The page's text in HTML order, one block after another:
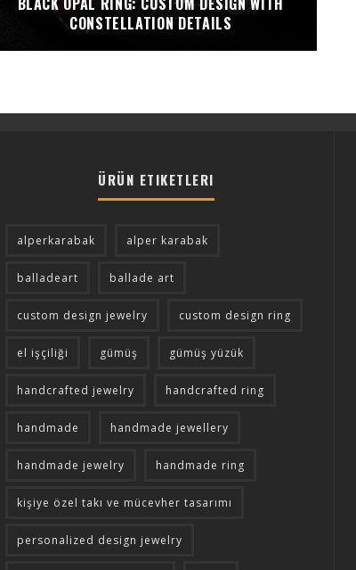
CONSTELLATION DETAILS
ÜRÜN ETIKETLERI
alperkarabak alper karabak
balladeart ballade art
custom design jewelry custom design ring
el işçiliği gümüş gümüş yüzük
handcrafted jewelry handcrafted ring
handmade handmade jewellery
handmade jewelry handmade ring
kişiye özel takı ve mücevher tasarımı
personalized design jewelry